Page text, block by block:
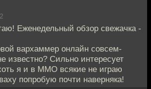
Еженедельный обзор свежачка -
вархаммер онлайн совсем-
известно? Сильно интересует
я и в ММО всякие не играю
попробую почти наверняка!